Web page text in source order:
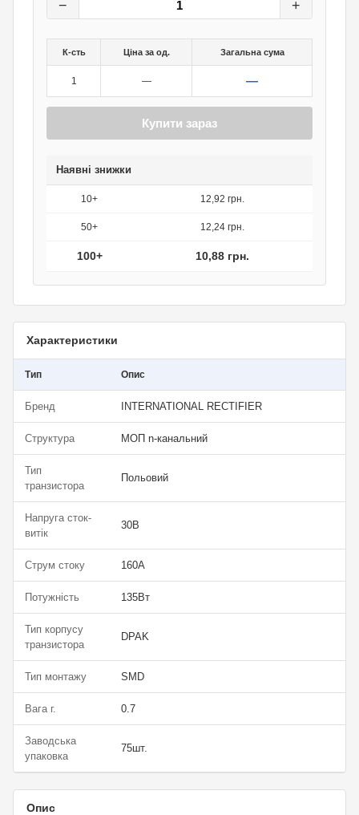
− +
К-сть Ціна за од. Загальна сума
1 — —
Купити зараз
Наявні знижки
10+ 12,92 грн.
50+ 12,24 грн.
100+ 10,88 грн.
Характеристики
Тип Опис
Бренд INTERNATIONAL RECTIFIER
Структура МОП n-канальний
Тип
транзистора
Польовий
Напруга сток-
витік
30В
Струм стоку 160А
Потужність 135Вт
Тип корпусу
транзистора
DPAK
Тип монтажу SMD
Вага г. 0.7
Заводська
упаковка
75шт.
Опис